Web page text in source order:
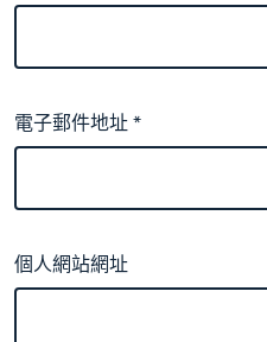
電子郵件地址*
個人網站網址